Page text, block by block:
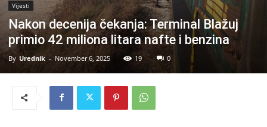
Vijesti
Nakon decenija čekanja: Terminal Blažuj
primio 42 miliona litara nafte i benzina
By Urednik - November 6, 2025 19 0